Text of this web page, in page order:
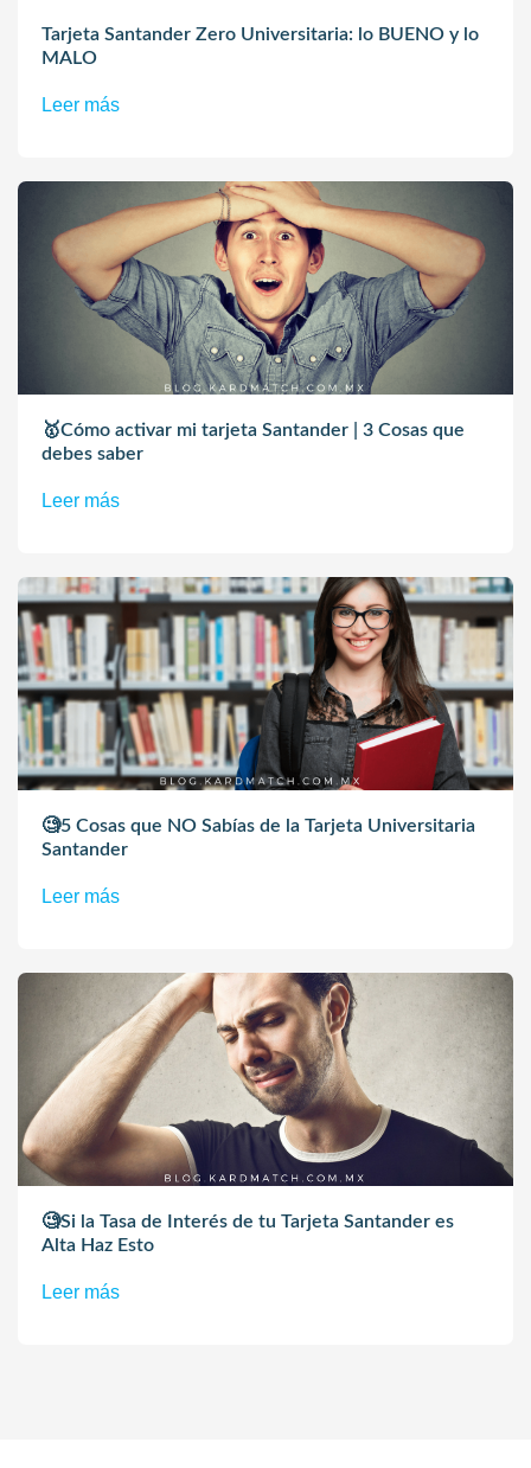
Tarjeta Santander Zero Universitaria: lo BUENO y lo
MALO
Leer más
🥇Cómo activar mi tarjeta Santander | 3 Cosas que
debes saber
Leer más
🧐5 Cosas que NO Sabías de la Tarjeta Universitaria
Santander
Leer más
🧐Si la Tasa de Interés de tu Tarjeta Santander es
Alta Haz Esto
Leer más